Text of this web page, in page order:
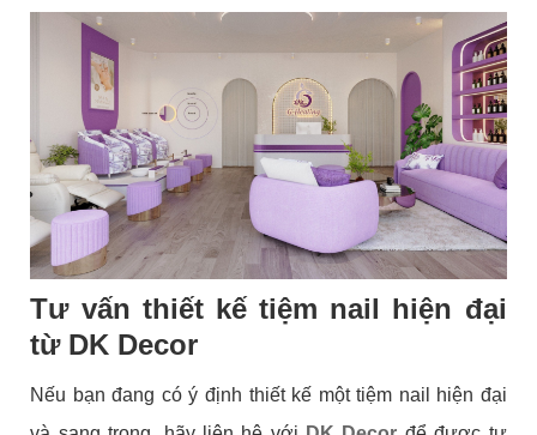
Tư vấn thiết kế tiệm nail hiện đại
từ DK Decor
Nếu bạn đang có ý định thiết kế một tiệm nail hiện đại